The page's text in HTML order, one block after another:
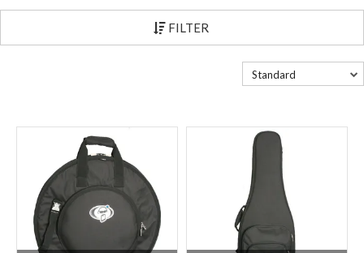
FILTER
Standard